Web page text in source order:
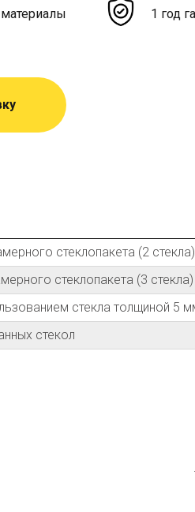
1 год
стеклопакета (2 стекла)
стеклопакета (3 стекла)
стекла толщиной 5
стекол